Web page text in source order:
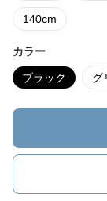
140cm
カラー
ブラック グ